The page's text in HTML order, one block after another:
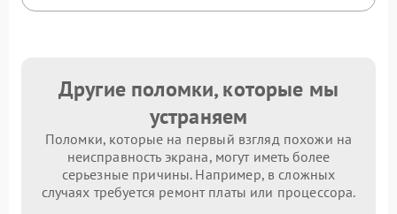
Другие поломки, которые мы
устраняем
Поломки, которые на первый взгляд похожи на
неисправность экрана, могут иметь более
серьезные причины. Например, в сложных
случаях требуется ремонт платы или процессора.